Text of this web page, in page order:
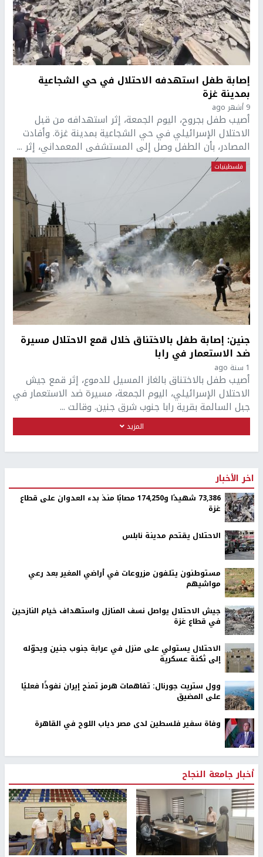
إصابة طفل استهدفه الاحتلال في حي الشجاعية
بمدينة غزة
9 أشهر ago
أصيب طفل بجروح، اليوم الجمعة، إثر استهدافه من قبل
الاحتلال الإسرائيلي في حي الشجاعية بمدينة غزة. وأفادت
المصادر، بأن الطفل وصل إلى المستشفى المعمداني، إثر ...
فلسطينيات
جنين: إصابة طفل بالاختناق خلال قمع الاحتلال مسيرة
ضد الاستعمار في رابا
1 سنة ago
أصيب طفل بالاختناق بالغاز المسيل للدموع، إثر قمع جيش
الاحتلال الإسرائيلي، اليوم الجمعة، مسيرة ضد الاستعمار في
جبل السالمة بقرية رابا جنوب شرق جنين. وقالت ...
المزيد
اخر الأخبار
73,386 شهيدًا و174,250 مصابًا منذ بدء العدوان على قطاع
غزة
الاحتلال يقتحم مدينة نابلس
مستوطنون يتلفون مزروعات في أراضي المغير بعد رعي
مواشيهم
جيش الاحتلال يواصل نسف المنازل واستهداف خيام النازحين
في قطاع غزة
الاحتلال يستولي على منزل في عرابة جنوب جنين ويحوّله
إلى ثكنة عسكرية
وول ستريت جورنال: تفاهمات هرمز تمنح إيران نفوذًا فعليًا
على المضيق
وفاة سفير فلسطين لدى مصر دياب اللوح في القاهرة
أخبار جامعة النجاح